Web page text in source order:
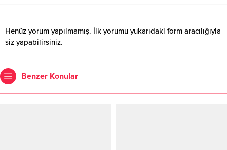
Henüz yorum yapılmamış. İlk yorumu yukarıdaki form aracılığıyla
siz yapabilirsiniz.
Benzer Konular